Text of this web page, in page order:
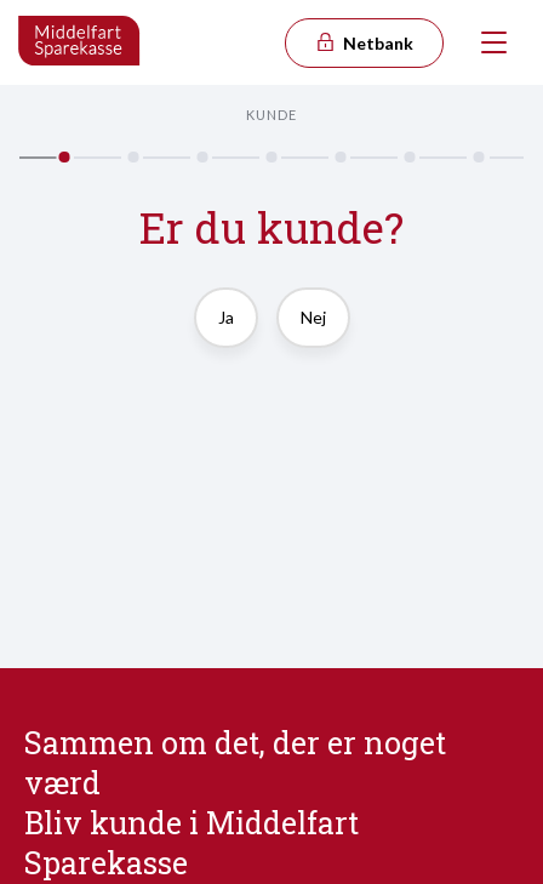
Netbank
KUNDE
Er du kunde?
Ja Nej
Sammen om det, der er noget
værd
Bliv kunde i Middelfart
Sparekasse